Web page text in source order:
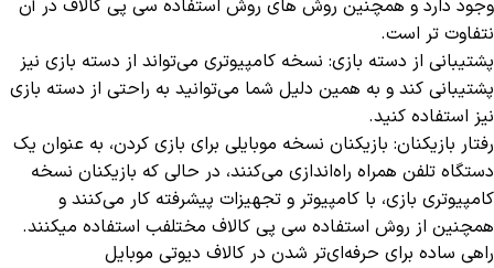
وجود دارد و همچنین روش های روش استفاده سی پی کالاف در آن
نتفاوت تر است.
پشتیبانی از دسته بازی: نسخه کامپیوتری می‌تواند از دسته بازی نیز
پشتیبانی کند و به همین دلیل شما می‌توانید به راحتی از دسته بازی
نیز استفاده کنید.
رفتار بازیکنان: بازیکنان نسخه موبایلی برای بازی کردن، به عنوان یک
دستگاه تلفن همراه راه‌اندازی می‌کنند، در حالی که بازیکنان نسخه
کامپیوتری بازی، با کامپیوتر و تجهیزات پیشرفته کار می‌کنند و
همچنین از روش استفاده سی پی کالاف مختلفب استفاده میکنند.
راهی ساده برای حرفه‌ای‌تر شدن در کالاف دیوتی موبایل